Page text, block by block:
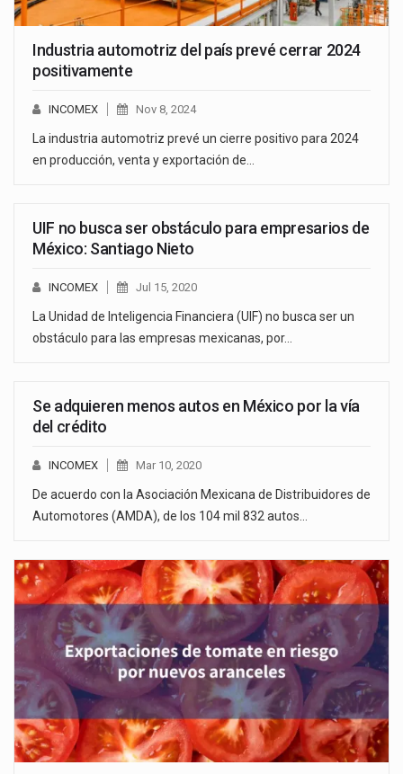
Industria automotriz del país prevé cerrar 2024
positivamente
INCOMEX Nov 8, 2024
La industria automotriz prevé un cierre positivo para 2024
en producción, venta y exportación de…
UIF no busca ser obstáculo para empresarios de
México: Santiago Nieto
INCOMEX Jul 15, 2020
La Unidad de Inteligencia Financiera (UIF) no busca ser un
obstáculo para las empresas mexicanas, por…
Se adquieren menos autos en México por la vía
del crédito
INCOMEX Mar 10, 2020
De acuerdo con la Asociación Mexicana de Distribuidores de
Automotores (AMDA), de los 104 mil 832 autos…